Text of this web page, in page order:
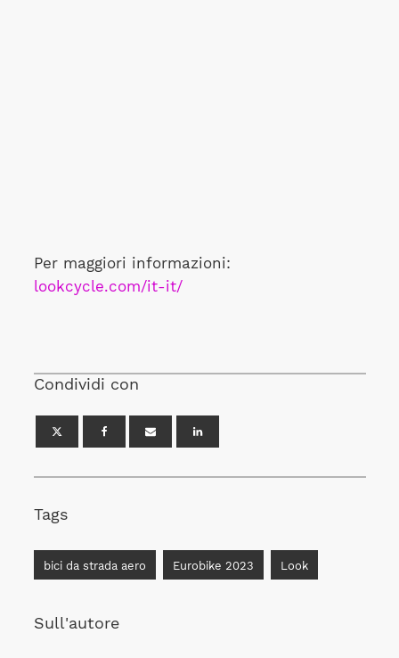
Per maggiori informazioni:
lookcycle.com/it-it/
Condividi con
Tags
bici da strada aero Eurobike 2023 Look
Sull'autore